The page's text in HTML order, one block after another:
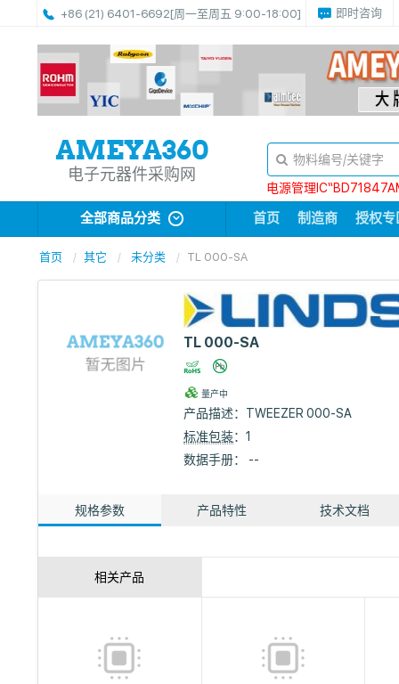
+86 (21) 6401-6692[周一至周五 9:00-18:00] 即时咨询
电子元器件采购网
电源管理
全部商品分类 首页 制造商 授权专
首页 其它 未分类 TL 000-SA
TL 000-SA
量产中
产品描述： TWEEZER 000-SA
标准包装：1
数据手册： --
规格参数 产品特性 技术文档
相关产品